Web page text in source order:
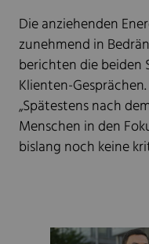
Die anziehenden
zunehmend in
berichten die beiden
Klienten-
„Spätestens nach
Menschen in den
bislang noch keine